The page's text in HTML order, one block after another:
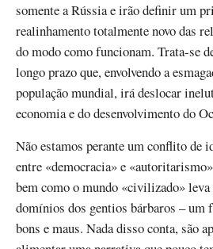
somente a Rússia e irão definir um
realinhamento totalmente novo das
do modo como funcionam. Trata-se
longo prazo que, envolvendo a
população mundial, irá deslocar
economia e do desenvolvimento do
Não estamos perante um conflito de
entre «democracia» e
bem como o mundo «civilizado» leva
domínios dos gentios bárbaros – um
bons e maus. Nada disso conta, são